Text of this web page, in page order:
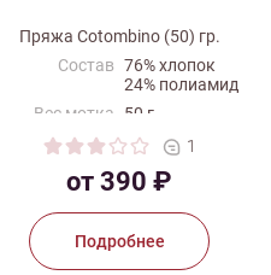
Пряжа Cotombino (50) гр.
от 390 ₽
Состав 76% хлопок
24% полиамид
Вес мотка
50 г
Длина нити 115 м
Производитель Schulana
1
Подробнее